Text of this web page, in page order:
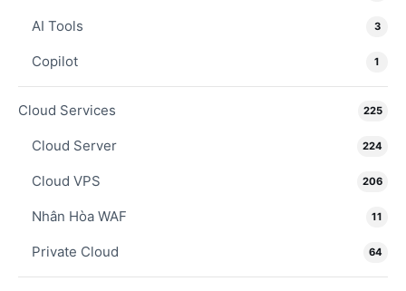
AI Tools 3
Copilot 1
Cloud Services 225
Cloud Server 224
Cloud VPS 206
Nhân Hòa WAF 11
Private Cloud 64